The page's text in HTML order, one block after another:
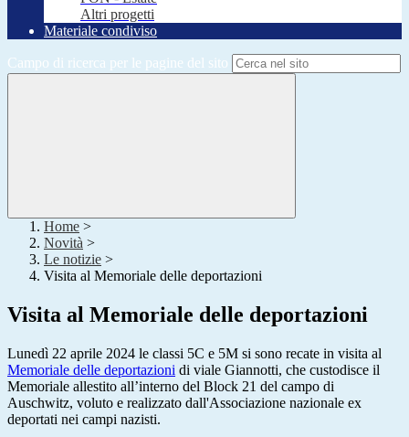
Altri progetti
Materiale condiviso
Campo di ricerca per le pagine del sito
Home >
Novità >
Le notizie >
Visita al Memoriale delle deportazioni
Visita al Memoriale delle deportazioni
Lunedì 22 aprile 2024 le classi 5C e 5M si sono recate in visita al
Memoriale delle deportazioni di viale Giannotti, che custodisce il
Memoriale allestito all’interno del Block 21 del campo di
Auschwitz, voluto e realizzato dall'Associazione nazionale ex
deportati nei campi nazisti.